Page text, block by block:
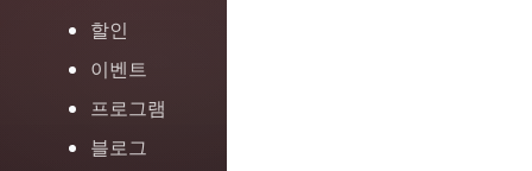
할인
이벤트
프로그램
블로그